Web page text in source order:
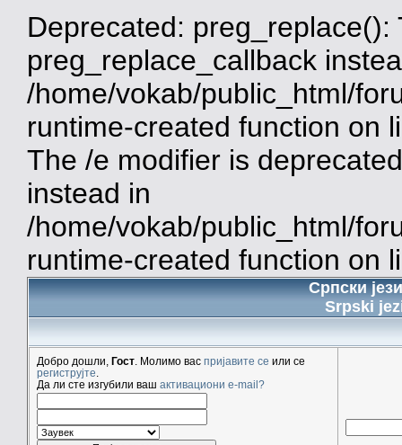
Deprecated:
preg_replace_callback
/home/vokab/public_html/
runtime-created function on
The /e modifier is
instead in
/home/vokab/public_html/
runtime-created function on
Српски
Srpski
Добро дошли, Гост . Молимо вас пријавите се или се
региструјте
Да ли сте изгубили ваш активациони e-mail?